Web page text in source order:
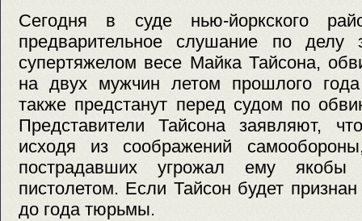
Сегодня в суде нью-йоркского
предварительное слушание по делу
супертяжелом весе Майка Тайсона,
на двух мужчин летом прошлого
также предстанут перед судом по
Представители Тайсона заявляют,
исходя из соображений
пострадавших угрожал ему
пистолетом. Если Тайсон будет
до года тюрьмы.